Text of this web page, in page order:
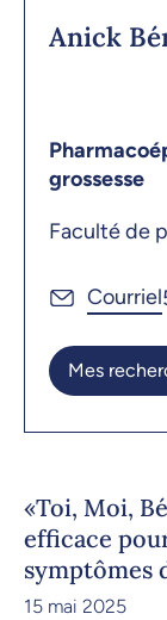
Anick
grossesse
Faculté de
Mes
«Toi, Moi,
efficace
symptômes
15 mai 2025